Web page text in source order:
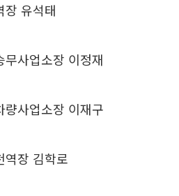
장 유석태
사업소장 이정재
량사업소장 이재구
역장 김학로